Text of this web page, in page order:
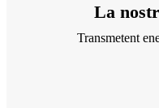
La
Transmetent